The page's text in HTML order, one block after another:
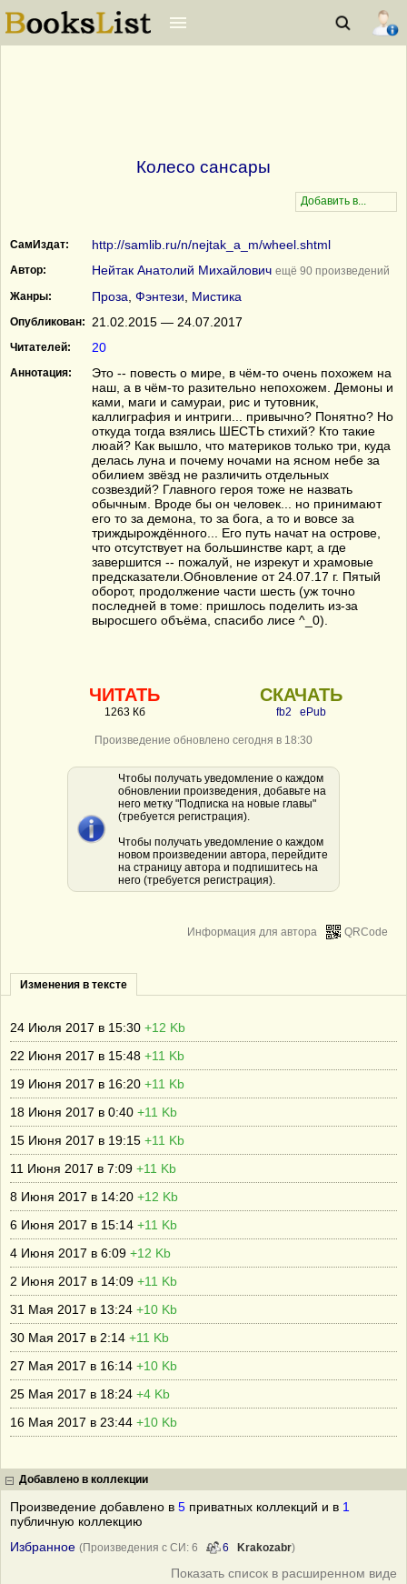
Колесо сансары
СамИздат: http://samlib.ru/n/nejtak_a_m/wheel.shtml
Автор: Нейтак Анатолий Михайлович ещё 90 произведений
Жанры:
Проза Фэнтези Мистика
Опубликован: 21.02.2015 — 24.07.2017
Читателей: 20
Аннотация:
Это -- повесть о мире, в чём-то очень похожем на
наш, а в чём-то разительно непохожем. Демоны и
ками, маги и самураи, рис и тутовник,
каллиграфия и интриги... привычно? Понятно? Но
откуда тогда взялись ШЕСТЬ стихий? Кто такие
люай? Как вышло, что материков только три, куда
делась луна и почему ночами на ясном небе за
обилием звёзд не различить отдельных
созвездий? Главного героя тоже не назвать
обычным. Вроде бы он человек... но принимают
его то за демона, то за бога, а то и вовсе за
триждырождённого... Его путь начат на острове,
что отсутствует на большинстве карт, а где
завершится -- пожалуй, не изрекут и храмовые
предсказатели.Обновление от 24.07.17 г. Пятый
оборот, продолжение части шесть (уж точно
последней в томе: пришлось поделить из-за
выросшего объёма, спасибо лисе ^_0).
ЧИТАТЬ
1263 Кб
СКАЧАТЬ
fb2 ePub
Произведение обновлено сегодня в 18:30
Чтобы получать уведомление о каждом
обновлении произведения, добавьте на
него метку "Подписка на новые главы"
(требуется регистрация).
Чтобы получать уведомление о каждом
новом произведении автора, перейдите
на страницу автора и подпишитесь на
него (требуется регистрация).
QRCode
Информация для автора
Изменения в тексте
24 Июля 2017 в 15:30 +12 Kb
22 Июня 2017 в 15:48 +11 Kb
19 Июня 2017 в 16:20 +11 Kb
18 Июня 2017 в 0:40 +11 Kb
15 Июня 2017 в 19:15 +11 Kb
11 Июня 2017 в 7:09 +11 Kb
8 Июня 2017 в 14:20 +12 Kb
6 Июня 2017 в 15:14 +11 Kb
4 Июня 2017 в 6:09 +12 Kb
2 Июня 2017 в 14:09 +11 Kb
31 Мая 2017 в 13:24 +10 Kb
30 Мая 2017 в 2:14 +11 Kb
27 Мая 2017 в 16:14 +10 Kb
25 Мая 2017 в 18:24 +4 Kb
16 Мая 2017 в 23:44 +10 Kb
Добавлено в коллекции
Произведение добавлено в 5 приватных коллекций и в 1
публичную коллекцию
Избранное (Произведения с СИ: 6 6 Krakozabr)
Показать список в расширенном виде